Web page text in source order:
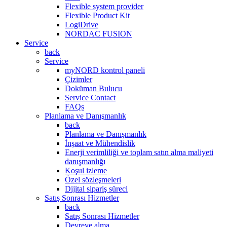
Flexible system provider
Flexible Product Kit
LogiDrive
NORDAC FUSION
Service
back
Service
myNORD kontrol paneli
Çizimler
Doküman Bulucu
Service Contact
FAQs
Planlama ve Danışmanlık
back
Planlama ve Danışmanlık
İnşaat ve Mühendislik
Enerji verimliliği ve toplam satın alma maliyeti
danışmanlığı
Koşul izleme
Özel sözleşmeleri
Dijital sipariş süreci
Satış Sonrası Hizmetler
back
Satış Sonrası Hizmetler
Devreye alma